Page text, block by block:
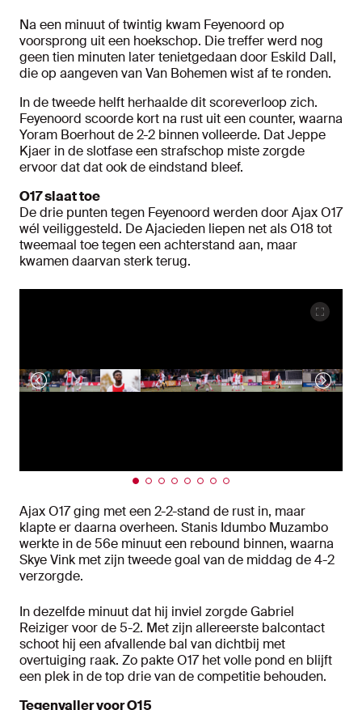
Na een minuut of twintig kwam Feyenoord op
voorsprong uit een hoekschop. Die treffer werd nog
geen tien minuten later tenietgedaan door Eskild Dall,
die op aangeven van Van Bohemen wist af te ronden.
In de tweede helft herhaalde dit scoreverloop zich.
Feyenoord scoorde kort na rust uit een counter, waarna
Yoram Boerhout de 2-2 binnen volleerde. Dat Jeppe
Kjaer in de slotfase een strafschop miste zorgde
ervoor dat dat ook de eindstand bleef.
O17 slaat toe
De drie punten tegen Feyenoord werden door Ajax O17
wél veiliggesteld. De Ajacieden liepen net als O18 tot
tweemaal toe tegen een achterstand aan, maar
kwamen daarvan sterk terug.
Ajax O17 ging met een 2-2-stand de rust in, maar
klapte er daarna overheen. Stanis Idumbo Muzambo
werkte in de 56e minuut een rebound binnen, waarna
Skye Vink met zijn tweede goal van de middag de 4-2
verzorgde.
In dezelfde minuut dat hij inviel zorgde Gabriel
Reiziger voor de 5-2. Met zijn allereerste balcontact
schoot hij een afvallende bal van dichtbij met
overtuiging raak. Zo pakte O17 het volle pond en blijft
een plek in de top drie van de competitie behouden.
Tegenvaller voor O15